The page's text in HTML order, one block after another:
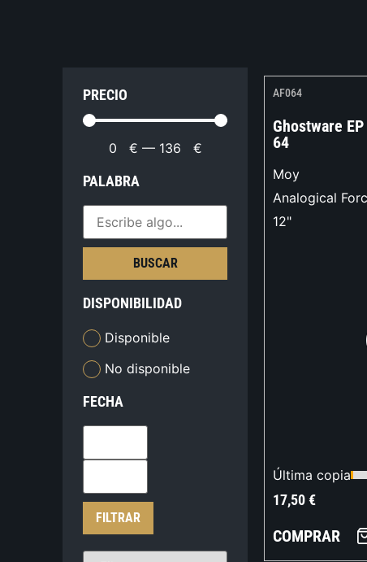
PRECIO
0 € — 136 €
PALABRA
BUSCAR
DISPONIBILIDAD
Disponible
No disponible
FECHA
FILTRAR
AF064
Ghostware
64
Moy
Analogical
12"
Última copia
17,50€
COMPRAR